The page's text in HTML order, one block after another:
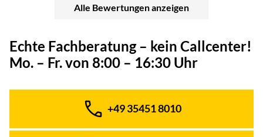
Alle Bewertungen anzeigen
Echte Fachberatung – kein Callcenter!
Mo. – Fr. von 8:00 – 16:30 Uhr
Telefon:
+49 35451 8010